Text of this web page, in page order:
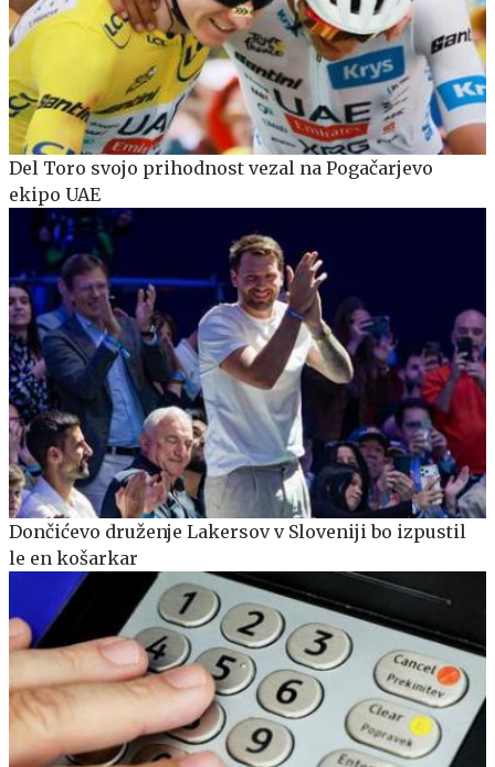
Del Toro svojo prihodnost vezal na Pogačarjevo
ekipo UAE
Dončićevo druženje Lakersov v Sloveniji bo izpustil
le en košarkar